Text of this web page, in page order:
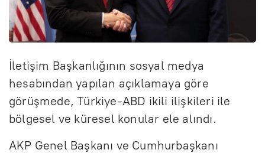
İletişim Başkanlığının sosyal medya
hesabından yapılan açıklamaya göre
görüşmede, Türkiye-ABD ikili ilişkileri ile
bölgesel ve küresel konular ele alındı.
AKP Genel Başkanı ve Cumhurbaşkanı